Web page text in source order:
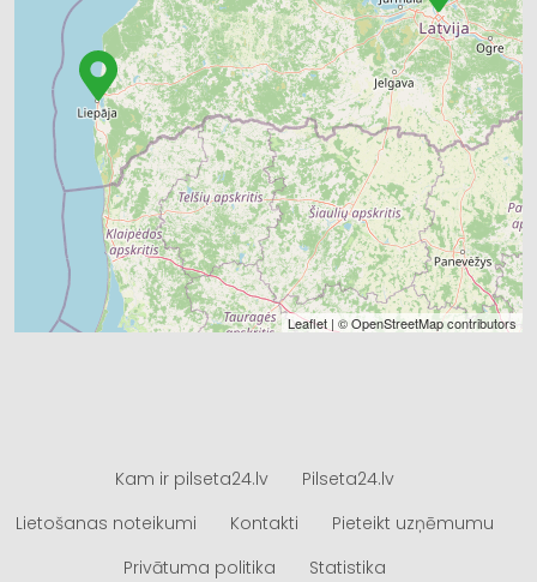
Leaflet | ©OpenStreetMapcontributors
Kam ir pilseta24.lv
Pilseta24.lv
Lietošanas noteikumi
Kontakti
Pieteikt uzņēmumu
Privātuma politika
Statistika